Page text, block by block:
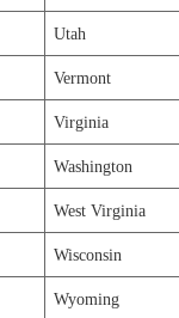
Utah
Vermont
Virginia
Washington
West Virginia
Wisconsin
Wyoming